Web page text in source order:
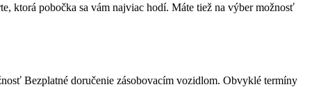
ktorá pobočka sa vám najviac hodí. Máte tiež na výber možnosť
Bezplatné doručenie zásobovacím vozidlom. Obvyklé termíny